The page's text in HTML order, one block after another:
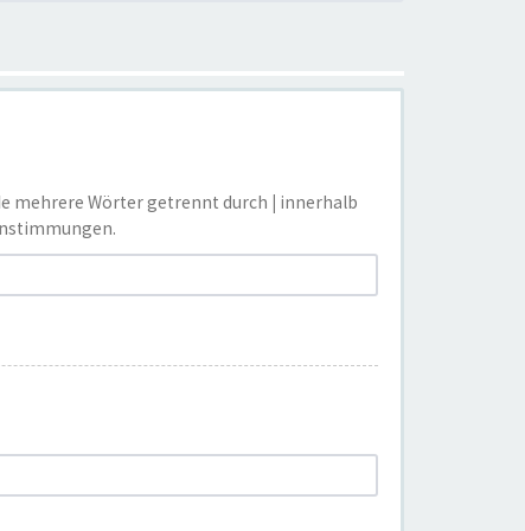
mehrere Wörter getrennt durch | innerhalb